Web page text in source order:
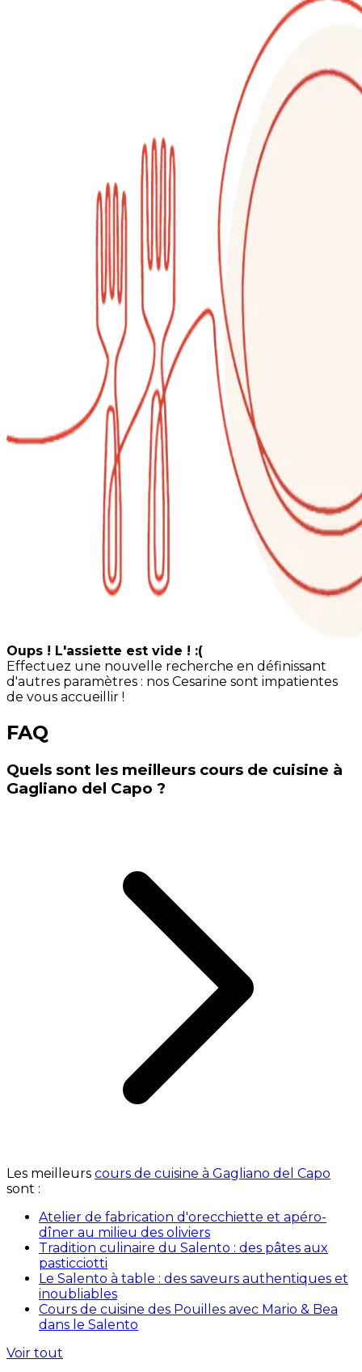
Oups ! L'assiette est vide ! :(
Effectuez une nouvelle recherche en définissant
d'autres paramètres : nos Cesarine sont impatientes
de vous accueillir !
FAQ
Quels sont les meilleurs cours de cuisine à
Gagliano del Capo ?
Les meilleurs cours de cuisine à Gagliano del Capo
sont :
Atelier de fabrication d'orecchiette et apéro-
dîner au milieu des oliviers
Tradition culinaire du Salento : des pâtes aux
pasticciotti
Le Salento à table : des saveurs authentiques et
inoubliables
Cours de cuisine des Pouilles avec Mario & Bea
dans le Salento
Voir tout